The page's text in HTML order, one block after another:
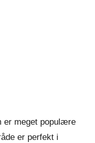
er meget populære
er perfekt i